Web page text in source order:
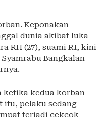
Keponakan
dunia akibat luka
RH (27), suami RI, kini
Bangkalan
ketika kedua korban
itu, pelaku sedang
terjadi cekcok